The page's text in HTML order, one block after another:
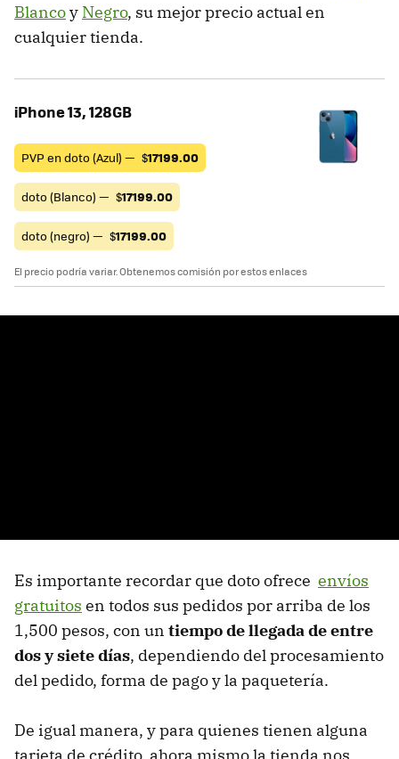
Blancoy Negro, su mejor precio actual en
cualquier tienda.
iPhone 13, 128GB
PVP en doto (Azul) — $17199.00
doto (Blanco) — $17199.00
doto (negro) — $17199.00
El precio podría variar. Obtenemos comisión por estos enlaces
Es importante recordar que doto ofrece envíos
gratuitos en todos sus pedidos por arriba de los
1,500 pesos, con un tiempo de llegada de entre
dos y siete días, dependiendo del procesamiento
del pedido, forma de pago y la paquetería.
De igual manera, y para quienes tienen alguna
tarjeta de crédito, ahora mismo la tienda nos